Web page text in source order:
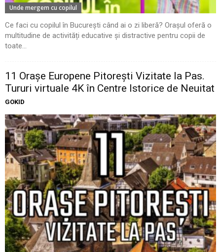
Unde mergem cu copilul
Ce faci cu copilul în București când ai o zi liberă? Orașul oferă o
multitudine de activități educative și distractive pentru copii de
toate...
11 Oraşe Europene Pitoreşti Vizitate la Pas.
Tururi virtuale 4K în Centre Istorice de Neuitat
GOKID